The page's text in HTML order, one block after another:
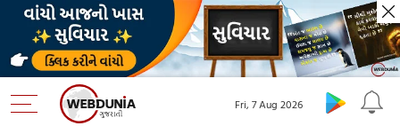
Fri, 7 Aug 2026